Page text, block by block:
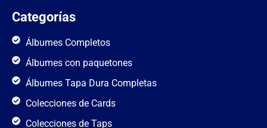
Categorías
Álbumes Completos
Álbumes con paquetones
Álbumes Tapa Dura Completas
Colecciones de Cards
Colecciones de Taps